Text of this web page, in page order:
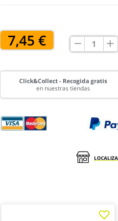
7,45 €
Click&Collect - Recogida gratis
en nuestras tiendas